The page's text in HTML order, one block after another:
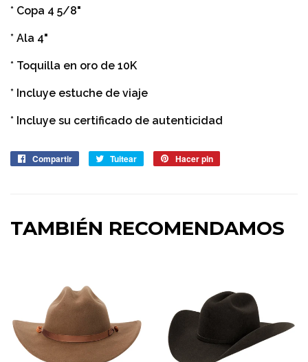
* Copa 4 5/8"
* Ala 4"
* Toquilla en oro de 10K
* Incluye estuche de viaje
* Incluye su certificado de autenticidad
Compartir
CompartirTuitear
Tuitear Hacer pin
TAMBIÉN RECOMENDAMOS